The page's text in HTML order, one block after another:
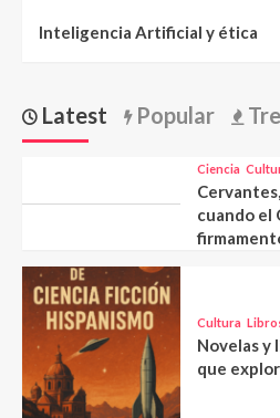
Inteligencia Artificial y ética
Latest Popular
Ciencia
cuando el
Cultura
Novelas y
que